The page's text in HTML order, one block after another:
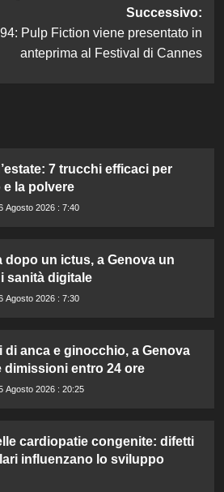
Successivo:
Pulp Fiction viene presentato in
anteprima al Festival di Cannes
7 trucchi efficaci per
la polvere
Agosto 2026 : 7:40
dopo un ictus, a Genova un
sanità digitale
Agosto 2026 : 7:30
di anca e ginocchio, a Genova
dimissioni entro 24 ore
Agosto 2026 : 20:25
cardiopatie congenite: difetti
influenzano lo sviluppo